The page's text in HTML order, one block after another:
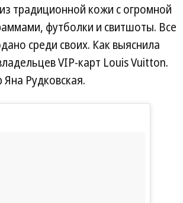
традиционной кожи с огромной
футболки и свитшоты. Все
среди своих. Как выяснила
VIP-карт Louis Vuitton.
Рудковская.